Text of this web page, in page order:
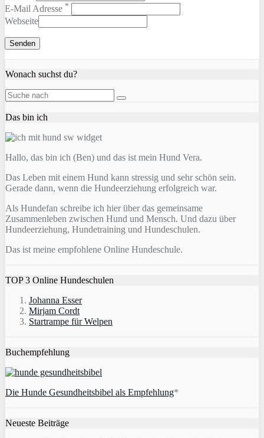
E-Mail Adresse *
Webseite
Wonach suchst du?
Das bin ich
Hallo, das bin ich (Ben) und das ist mein Hund Vera.
Das Leben mit einem Hund kann stressig und sehr schön sein.
Gerade dann, wenn die Hundeerziehung erfolgreich war.
Als Hundefan schreibe ich hier über das gemeinsame
Zusammenleben zwischen Hund und Mensch. Und dazu über
Hundeerziehung, Hundetraining und Hundeschulen.
Das ist meine empfohlene Online Hundeschule.
TOP 3 Online Hundeschulen
Johanna Esser
Mirjam Cordt
Startrampe für Welpen
Buchempfehlung
Die Hunde Gesundheitsbibel als Empfehlung*
Neueste Beiträge